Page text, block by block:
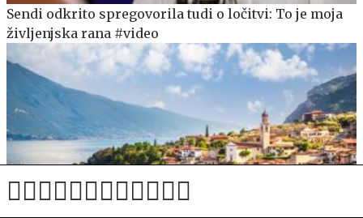
Sendi odkrito spregovorila tudi o ločitvi: To je moja
življenjska rana #video